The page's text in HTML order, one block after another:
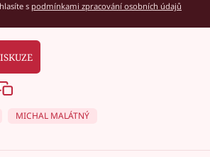
s podmínkami zpracování osobních údajů
MICHAL MALÁTNÝ